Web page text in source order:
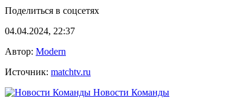
Поделиться в соцсетях
04.04.2024, 22:37
Автор: Modern
Источник: matchtv.ru
Новости Команды